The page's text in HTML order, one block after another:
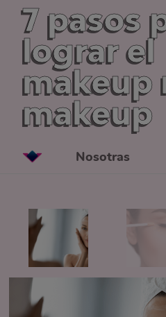
7 pasos
lograr el
makeup
makeup
Nosotras